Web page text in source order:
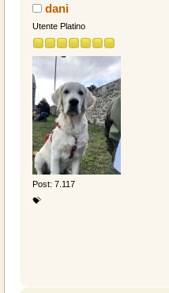
dani
Utente Platino
Post: 7.117
💝